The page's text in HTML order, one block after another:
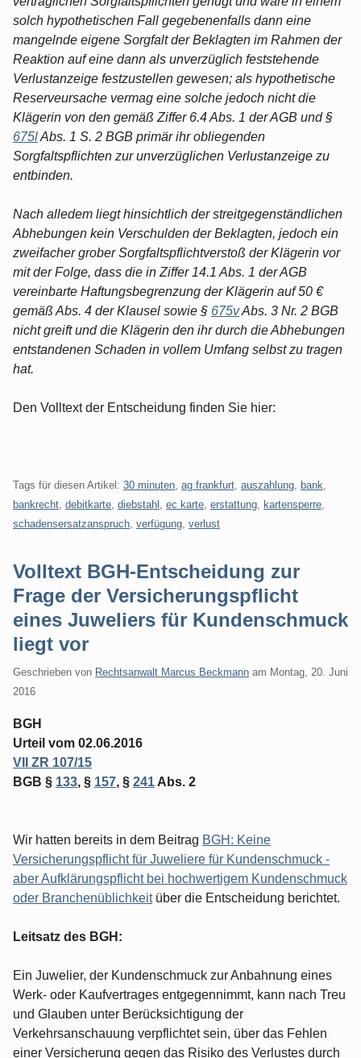
solch hypothetischen Fall gegebenenfalls dann eine
mangelnde eigene Sorgfalt der Beklagten im Rahmen der
Reaktion auf eine dann als unverzüglich feststehende
Verlustanzeige festzustellen gewesen; als hypothetische
Reserveursache vermag eine solche jedoch nicht die
Klägerin von den gemäß Ziffer 6.4 Abs. 1 der AGB und §
675lAbs. 1 S. 2 BGB primär ihr obliegenden
Sorgfaltspflichten zur unverzüglichen Verlustanzeige zu
entbinden.
Nach alledem liegt hinsichtlich der streitgegenständlichen
Abhebungen kein Verschulden der Beklagten, jedoch ein
zweifacher grober Sorgfaltspflichtverstoß der Klägerin vor
mit der Folge, dass die in Ziffer 14.1 Abs. 1 der AGB
vereinbarte Haftungsbegrenzung der Klägerin auf 50 €
gemäß Abs. 4 der Klausel sowie § 675vAbs. 3 Nr. 2 BGB
nicht greift und die Klägerin den ihr durch die Abhebungen
entstandenen Schaden in vollem Umfang selbst zu tragen
hat.
Den Volltext der Entscheidung finden Sie hier:
Tags für diesen Artikel: 30 minuten ag frankfurt auszahlung bank
bankrecht debitkarte diebstahl ec karte erstattung kartensperre
schadensersatzanspruch verfügung verlust
Volltext BGH-Entscheidung zur
Frage der Versicherungspflicht
eines Juweliers für Kundenschmuck
liegt vor
Geschrieben von Rechtsanwalt Marcus Beckmann am Montag, 20. Juni
2016
BGH
Urteil vom 02.06.2016
VII ZR 107/15
BGB § 133, § 157, § 241 Abs. 2
Wir hatten bereits in dem Beitrag BGH: Keine
Versicherungspflicht für Juweliere für Kundenschmuck -
aber Aufklärungspflicht bei hochwertigem Kundenschmuck
oder Branchenüblichkeitüber die Entscheidung berichtet.
Leitsatz des BGH:
Ein Juwelier, der Kundenschmuck zur Anbahnung eines
Werk- oder Kaufvertrages entgegennimmt, kann nach Treu
und Glauben unter Berücksichtigung der
Verkehrsanschauung verpflichtet sein, über das Fehlen
einer Versicherung gegen das Risiko des Verlustes durch